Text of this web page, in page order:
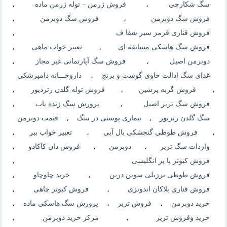
سگ شکارچی ، فروش ژرمن – توله ژرمن ماده ،
فروش سگ دوبرمن ، فروش سگ دوبرمن ،
فروش قناری قرمز سیر شفا ف ،
فروش سگ هاسکی مسابقه ای ، تعبیر خواب ماهی ،
دوبرمن اصیل ، فروش سگ آپارتمانی غیر مجاز ،
غذای سگ ادالت حاوی گوشت و برنج ، داروخـــانه دامپزشکی
، فروش گربه پرشین ، فروش توله گلدن رترذیور ،
فروش سگ تریر اصیل ، پرورش سگ زنده یاب ،
سگ گلدن رتریور ، بیماری پوستی در سگ ، قیمت دوبرمن
، فروش طوطی گنجشکی بال آبی ، تعبیر خواب ببر ،
واردات سگ تریر ، دوبرمن ، فروش دان کاکادو ،
فروش کبوتر پا پر انگلیسی ،
فروش طوطی برزیلی سوین درین ، خرید چاوچاو ،
فروش قناری بلاکان اندونزی ، فروش کبوتر چاهی ،
خرید دوبرمن ، فروش تریر ، پرورش سگ هاسکی ماده ،
خرید وفروش تریر ، مرکز خرید دوبرمن ،